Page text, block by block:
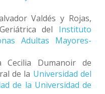
Valdés y Rojas,
del Instituto
Adultas Mayores-
Cecilia Dumanoir de
de la Universidad del
de la Universidad de